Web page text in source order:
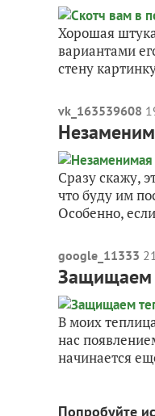
Хорошая
вариантами
стену
vk_163539608
Сразу скажу,
что буду им
Особенно,
google_11333
Защищаем
В моих
нас
начинается
Попробуйте